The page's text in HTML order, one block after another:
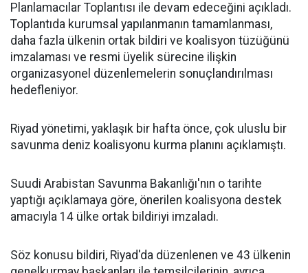
Planlamacılar Toplantısı ile devam edeceğini açıkladı.
Toplantıda kurumsal yapılanmanın tamamlanması,
daha fazla ülkenin ortak bildiri ve koalisyon tüzüğünü
imzalaması ve resmi üyelik sürecine ilişkin
organizasyonel düzenlemelerin sonuçlandırılması
hedefleniyor.
Riyad yönetimi, yaklaşık bir hafta önce, çok uluslu bir
savunma deniz koalisyonu kurma planını açıklamıştı.
Suudi Arabistan Savunma Bakanlığı'nın o tarihte
yaptığı açıklamaya göre, önerilen koalisyona destek
amacıyla 14 ülke ortak bildiriyi imzaladı.
Söz konusu bildiri, Riyad'da düzenlenen ve 43 ülkenin